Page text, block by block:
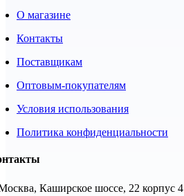
О магазине
Контакты
Поставщикам
Оптовым-покупателям
Условия использования
Политика конфиденциальности
Каширское шоссе, 22 корпус 4